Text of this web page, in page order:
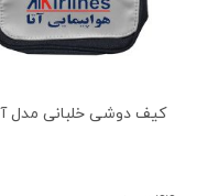
کیف دوشی خلبانی مدل